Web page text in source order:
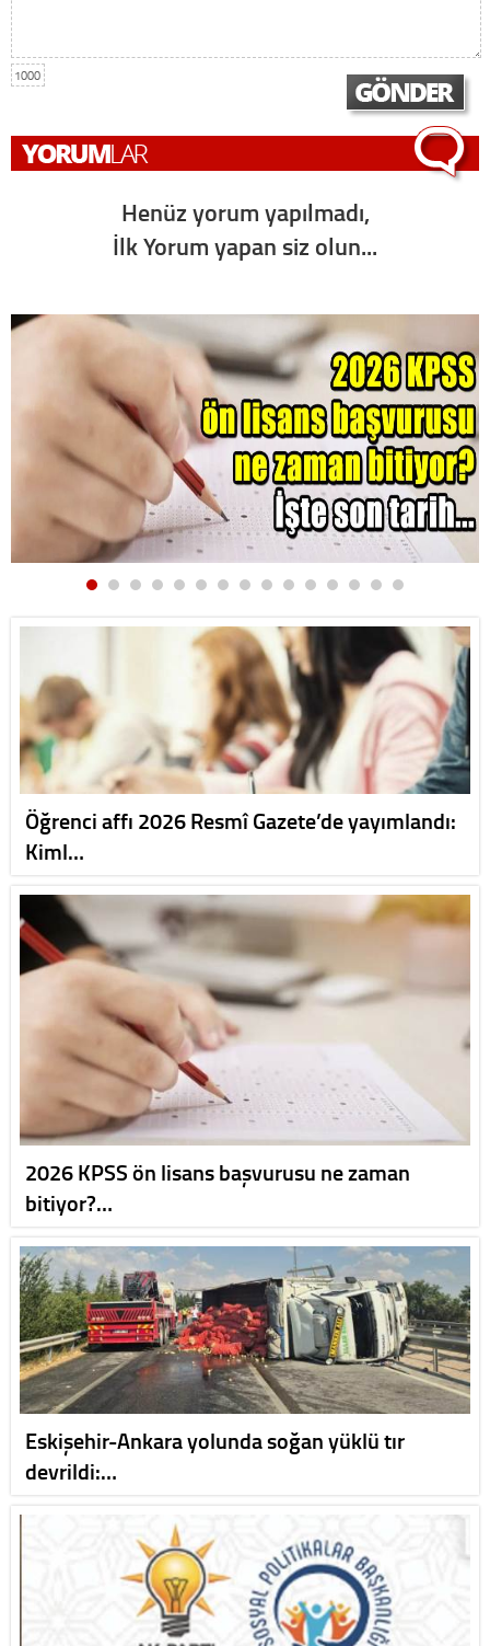
1000
Henüz yorum yapılmadı,
İlk Yorum yapan siz olun...
Öğrenci affı 2026 Resmî Gazete’de yayımlandı:
Kiml…
2026 KPSS ön lisans başvurusu ne zaman
bitiyor?…
Eskişehir-Ankara yolunda soğan yüklü tır
devrildi:…